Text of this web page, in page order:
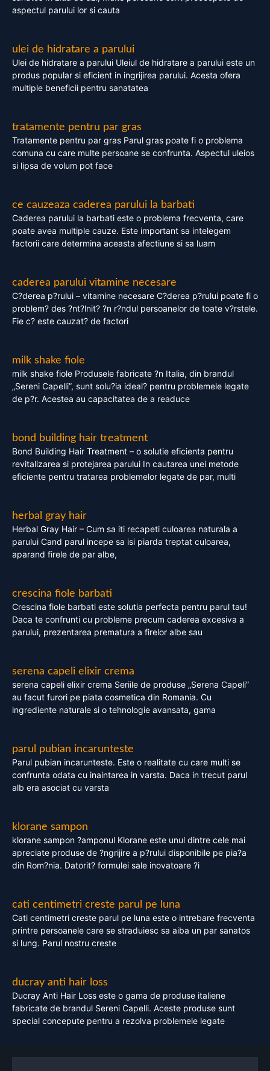
aspectul parului lor si cauta
ulei de hidratare a parului
Ulei de hidratare a parului Uleiul de hidratare a parului este un
produs popular si eficient in ingrijirea parului. Acesta ofera
multiple beneficii pentru sanatatea
tratamente pentru par gras
Tratamente pentru par gras Parul gras poate fi o problema
comuna cu care multe persoane se confrunta. Aspectul uleios
si lipsa de volum pot face
ce cauzeaza caderea parului la barbati
Caderea parului la barbati este o problema frecventa, care
poate avea multiple cauze. Este important sa intelegem
factorii care determina aceasta afectiune si sa luam
caderea parului vitamine necesare
C?derea p?rului – vitamine necesare C?derea p?rului poate fi o
problem? des ?nt?lnit? ?n r?ndul persoanelor de toate v?rstele.
Fie c? este cauzat? de factori
milk shake fiole
milk shake fiole Produsele fabricate ?n Italia, din brandul
„Sereni Capelli”, sunt solu?ia ideal? pentru problemele legate
de p?r. Acestea au capacitatea de a readuce
bond building hair treatment
Bond Building Hair Treatment – o solutie eficienta pentru
revitalizarea si protejarea parului In cautarea unei metode
eficiente pentru tratarea problemelor legate de par, multi
herbal gray hair
Herbal Gray Hair – Cum sa iti recapeti culoarea naturala a
parului Cand parul incepe sa isi piarda treptat culoarea,
aparand firele de par albe,
crescina fiole barbati
Crescina fiole barbati este solutia perfecta pentru parul tau!
Daca te confrunti cu probleme precum caderea excesiva a
parului, prezentarea prematura a firelor albe sau
serena capeli elixir crema
serena capeli elixir crema Seriile de produse „Serena Capeli”
au facut furori pe piata cosmetica din Romania. Cu
ingrediente naturale si o tehnologie avansata, gama
parul pubian incarunteste
Parul pubian incarunteste. Este o realitate cu care multi se
confrunta odata cu inaintarea in varsta. Daca in trecut parul
alb era asociat cu varsta
klorane sampon
klorane sampon ?amponul Klorane este unul dintre cele mai
apreciate produse de ?ngrijire a p?rului disponibile pe pia?a
din Rom?nia. Datorit? formulei sale inovatoare ?i
cati centimetri creste parul pe luna
Cati centimetri creste parul pe luna este o intrebare frecventa
printre persoanele care se straduiesc sa aiba un par sanatos
si lung. Parul nostru creste
ducray anti hair loss
Ducray Anti Hair Loss este o gama de produse italiene
fabricate de brandul Sereni Capelli. Aceste produse sunt
special concepute pentru a rezolva problemele legate